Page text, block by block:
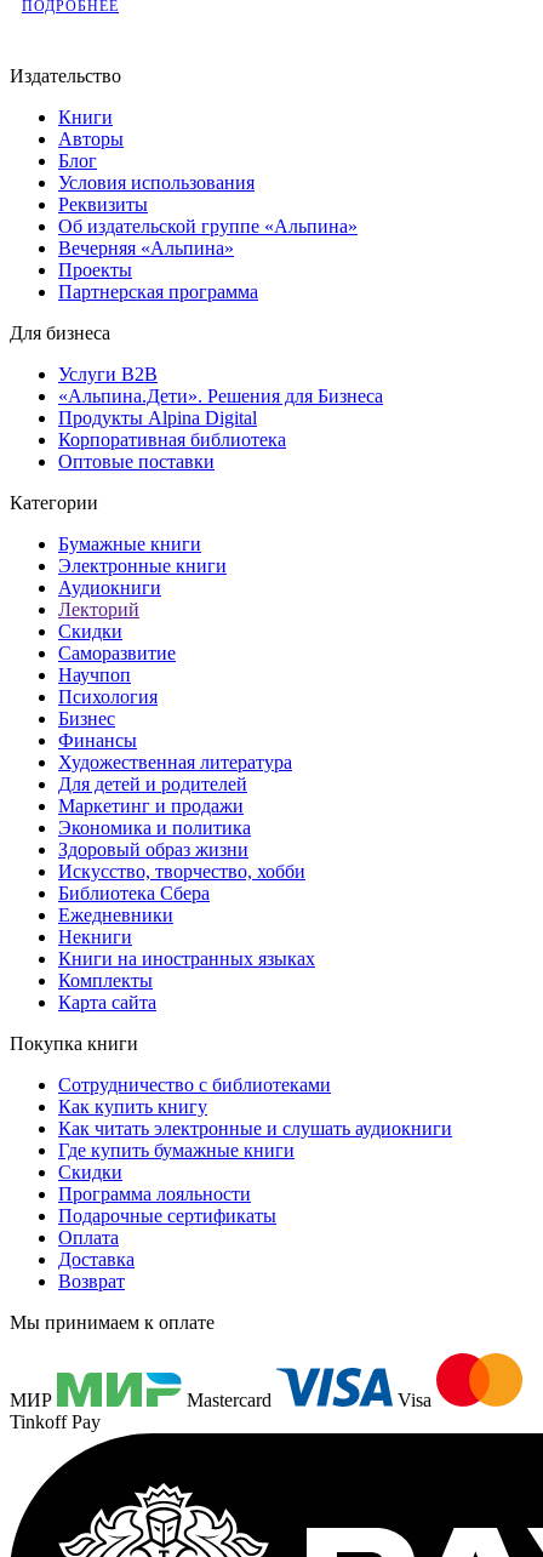
ПОДРОБНЕЕ
Издательство
Книги
Авторы
Блог
Условия использования
Реквизиты
Об издательской группе «Альпина»
Вечерняя «Альпина»
Проекты
Партнерская программа
Для бизнеса
Услуги B2B
«Альпина.Дети». Решения для Бизнеса
Продукты Alpina Digital
Корпоративная библиотека
Оптовые поставки
Категории
Бумажные книги
Электронные книги
Аудиокниги
Лекторий
Скидки
Саморазвитие
Научпоп
Психология
Бизнес
Финансы
Художественная литература
Для детей и родителей
Маркетинг и продажи
Экономика и политика
Здоровый образ жизни
Искусство, творчество, хобби
Библиотека Сбера
Ежедневники
Некниги
Книги на иностранных языках
Комплекты
Карта сайта
Покупка книги
Сотрудничество с библиотеками
Как купить книгу
Как читать электронные и слушать аудиокниги
Где купить бумажные книги
Скидки
Программа лояльности
Подарочные сертификаты
Оплата
Доставка
Возврат
Мы принимаем к оплате
МИР Mastercard
Visa
Tinkoff Pay